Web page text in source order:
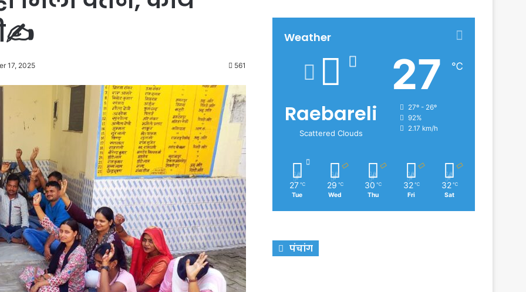
17, 2025 561
Weather
Raebareli
Scattered Clouds
27 ℃
27º - 26º
92%
2.17 km/h
27 ℃
Tue
29 ℃
Wed
30 ℃
Thu
32 ℃
Fri
32 ℃
Sat
पंचांग